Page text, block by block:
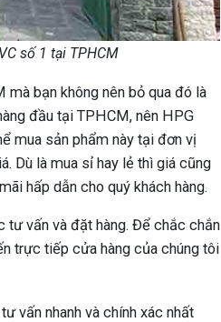
số 1 tại TPHCM
bạn không nên bỏ qua đó là
đầu tại TPHCM, nên HPG
mua sản phẩm này tại đơn vị
Dù là mua sỉ hay lẻ thì giá cũng
hấp dẫn cho quý khách hàng.
tư vấn và đặt hàng. Để chắc chắn
trực tiếp cửa hàng của chúng tôi
vấn nhanh và chính xác nhất